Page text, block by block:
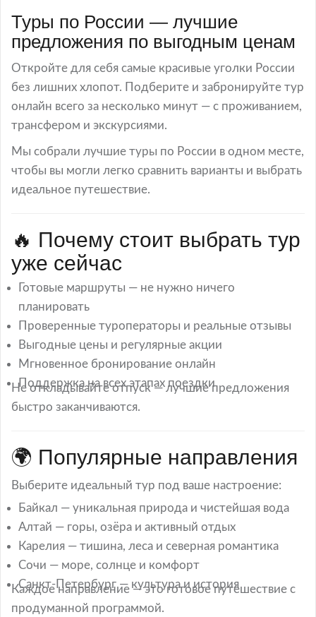
Туры по России — лучшие
предложения по выгодным ценам
Откройте для себя самые красивые уголки России
без лишних хлопот. Подберите и забронируйте тур
онлайн всего за несколько минут — с проживанием,
трансфером и экскурсиями.
Мы собрали лучшие туры по России в одном месте,
чтобы вы могли легко сравнить варианты и выбрать
идеальное путешествие.
🔥 Почему стоит выбрать тур
уже сейчас
Готовые маршруты — не нужно ничего
планировать
Проверенные туроператоры и реальные отзывы
Выгодные цены и регулярные акции
Мгновенное бронирование онлайн
Поддержка на всех этапах поездки
Не откладывайте отпуск — лучшие предложения
быстро заканчиваются.
🌍 Популярные направления
Выберите идеальный тур под ваше настроение:
Байкал — уникальная природа и чистейшая вода
Алтай — горы, озёра и активный отдых
Карелия — тишина, леса и северная романтика
Сочи — море, солнце и комфорт
Санкт-Петербург — культура и история
Каждое направление — это готовое путешествие с
продуманной программой.